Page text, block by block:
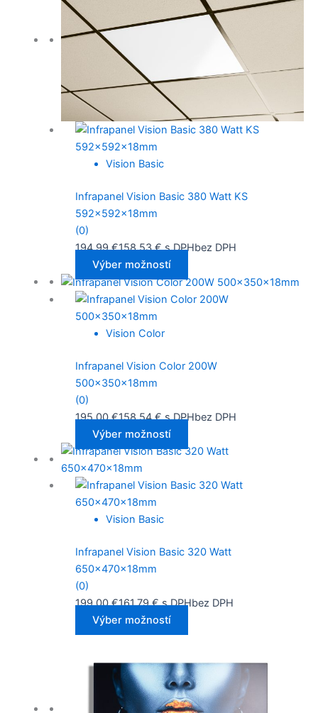
Vision Basic
Infrapanel Vision Basic 380 Watt KS
592x592x18mm
(0)
194,99€158,53€ s DPHbez DPH
Výber možností
Vision Color
Infrapanel Vision Color 200W
500x350x18mm
(0)
195,00€158,54€ s DPHbez DPH
Výber možností
Vision Basic
Infrapanel Vision Basic 320 Watt
650x470x18mm
(0)
199,00€161,79€ s DPHbez DPH
Výber možností